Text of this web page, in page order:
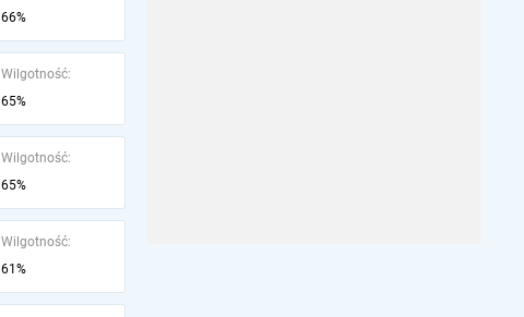
66%
Wilgotność:
65%
Wilgotność:
65%
Wilgotność:
61%